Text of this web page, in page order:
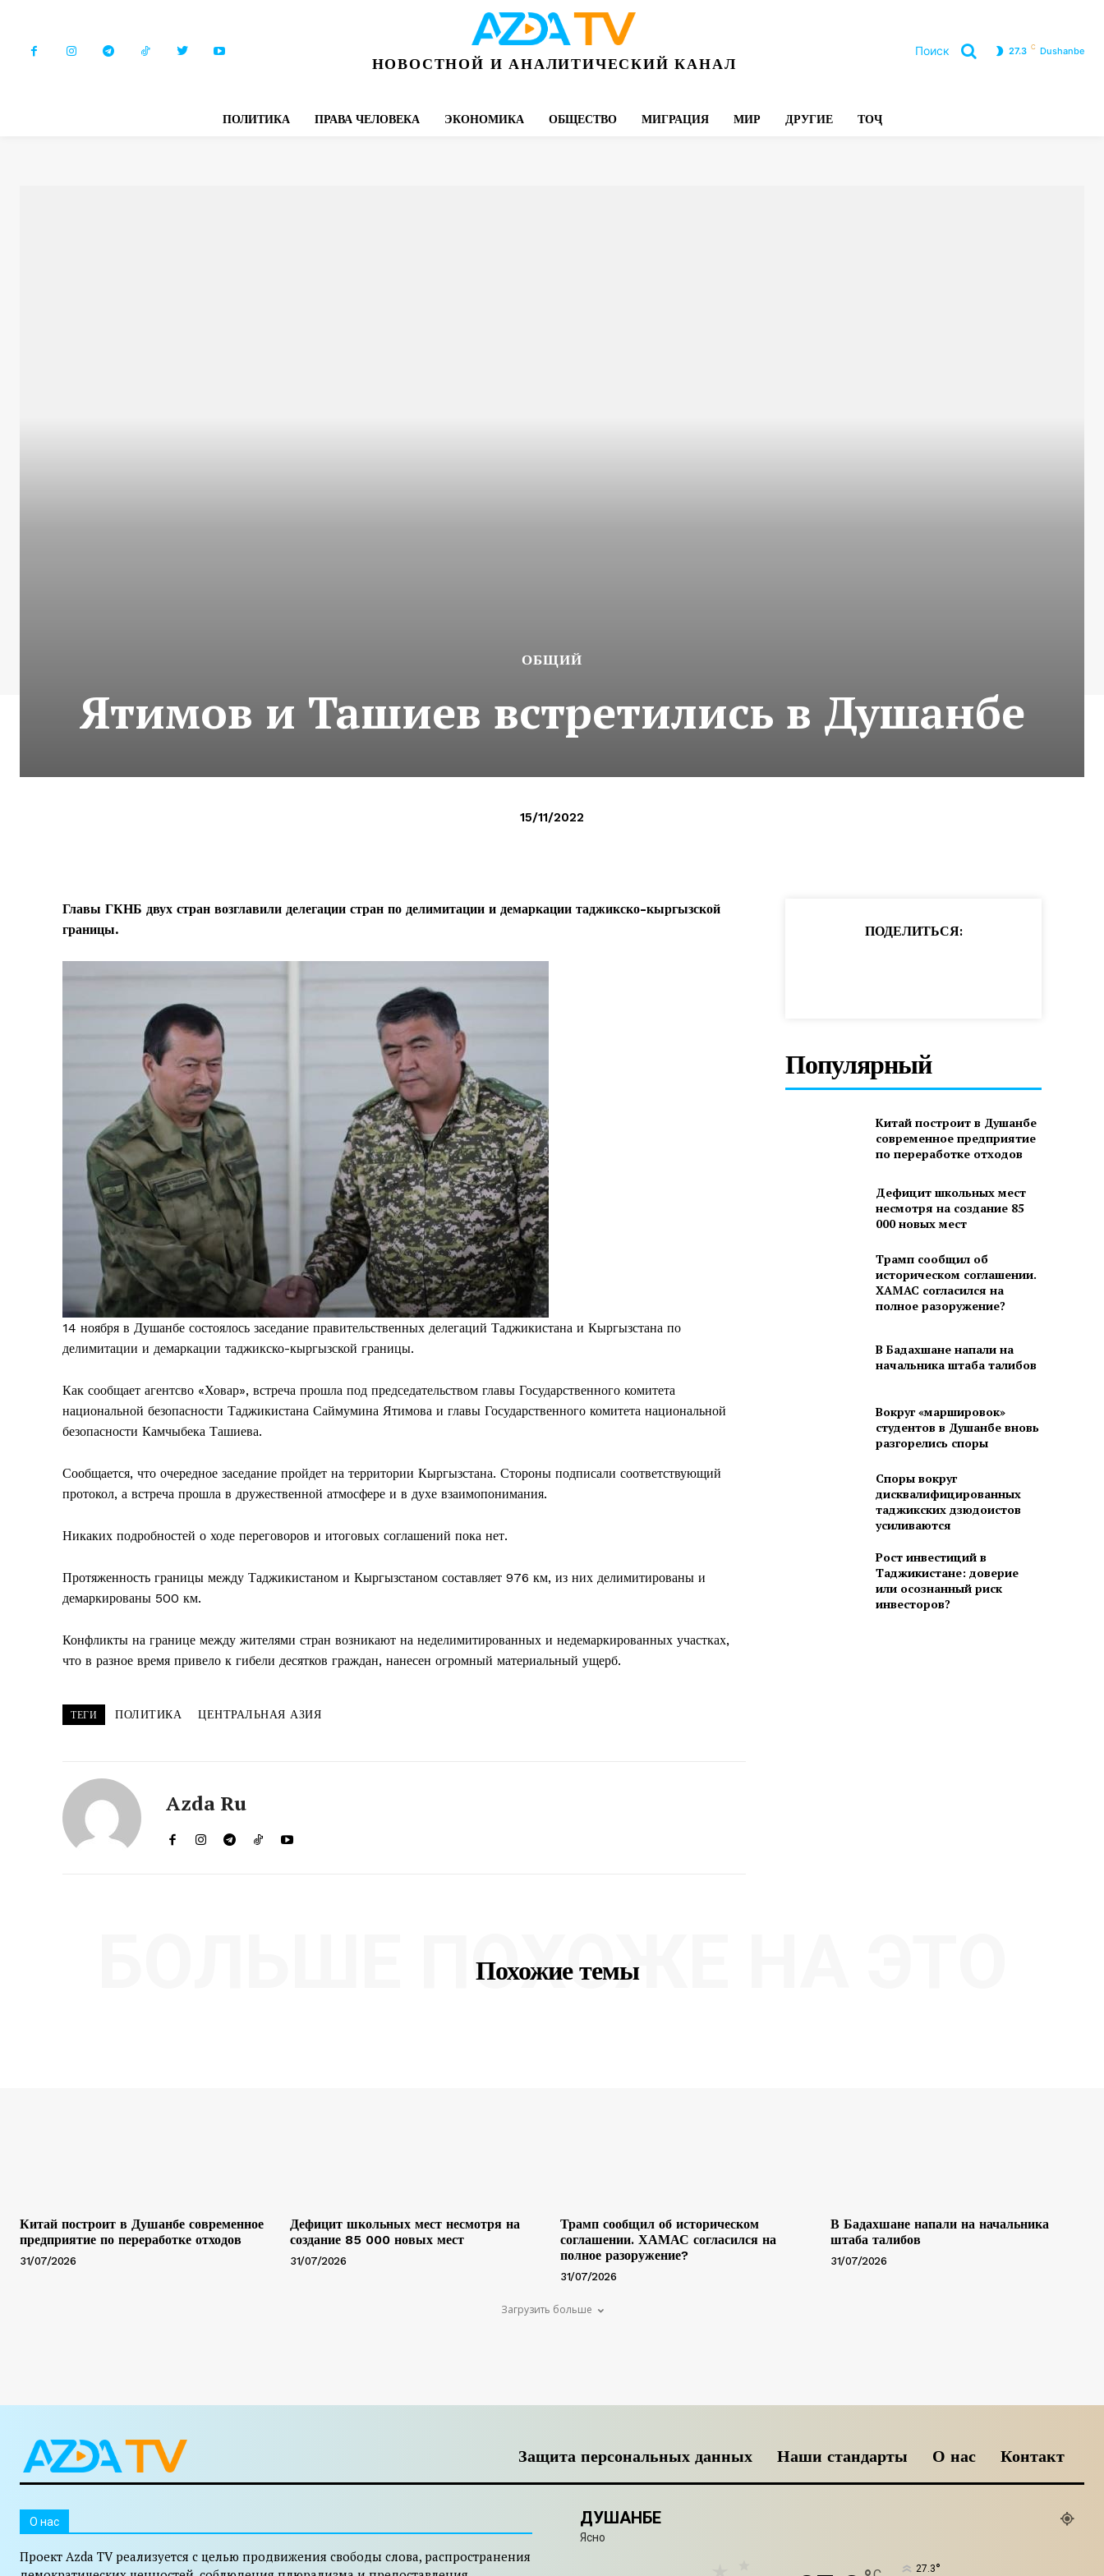
НОВОСТНОЙ И АНАЛИТИЧЕСКИЙ КАНАЛ
Поиск 27.3 C Dushanbe
ПОЛИТИКА ПРАВА ЧЕЛОВЕКА ЭКОНОМИКА ОБЩЕСТВО МИГРАЦИЯ МИР ДРУГИЕ ТОҶ
ОБЩИЙ
Ятимов и Ташиев встретились в Душанбе
15/11/2022
Главы ГКНБ двух стран возглавили делегации стран по делимитации и демаркации таджикско-кыргызской
границы.
14 ноября в Душанбе состоялось заседание правительственных делегаций Таджикистана и Кыргызстана по
делимитации и демаркации таджикско-кыргызской границы.
Как сообщает агентсво «Ховар», встреча прошла под председательством главы Государственного комитета
национальной безопасности Таджикистана Саймумина Ятимова и главы Государственного комитета национальной
безопасности Камчыбека Ташиева.
Сообщается, что очередное заседание пройдет на территории Кыргызстана. Стороны подписали соответствующий
протокол, а встреча прошла в дружественной атмосфере и в духе взаимопонимания.
Никаких подробностей о ходе переговоров и итоговых соглашений пока нет.
Протяженность границы между Таджикистаном и Кыргызстаном составляет 976 км, из них делимитированы и
демаркированы 500 км.
Конфликты на границе между жителями стран возникают на неделимитированных и недемаркированных участках,
что в разное время привело к гибели десятков граждан, нанесен огромный материальный ущерб.
ТЕГИ ПОЛИТИКА ЦЕНТРАЛЬНАЯ АЗИЯ
Azda Ru
ПОДЕЛИТЬСЯ:
Популярный
Китай построит в Душанбе
современное предприятие
по переработке отходов
Дефицит школьных мест
несмотря на создание 85
000 новых мест
Трамп сообщил об
историческом соглашении.
ХАМАС согласился на
полное разоружение?
В Бадахшане напали на
начальника штаба талибов
Вокруг «маршировок»
студентов в Душанбе вновь
разгорелись споры
Споры вокруг
дисквалифицированных
таджикских дзюдоистов
усиливаются
Рост инвестиций в
Таджикистане: доверие
или осознанный риск
инвесторов?
Похожие темы
БОЛЬШЕ ПОХОЖЕ НА ЭТО
Китай построит в Душанбе современное
предприятие по переработке отходов
31/07/2026
Дефицит школьных мест несмотря на
создание 85 000 новых мест
31/07/2026
Трамп сообщил об историческом
соглашении. ХАМАС согласился на
полное разоружение?
31/07/2026
В Бадахшане напали на начальника
штаба талибов
31/07/2026
Загрузить больше
Защита персональных данных Наши стандарты О нас Контакт
O нас
Проект Azda TV реализуется с целью продвижения свободы слова, распространения
ДУШАНБЕ
Ясно
27.3°